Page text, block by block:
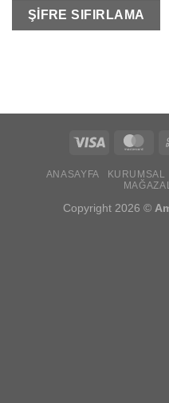
ŞIFRE SIFIRLAMA
Visa
ANASAYFA KURUMSAL
Copyright 2026 ©